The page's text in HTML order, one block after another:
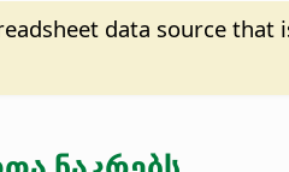
data source